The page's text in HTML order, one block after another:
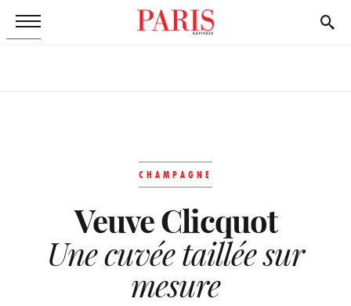
CHAMPAGNE
Veuve Clicquot
Une cuvée taillée sur
mesure